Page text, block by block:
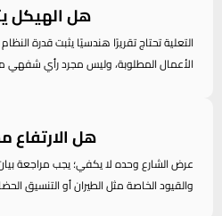
هل الهيكل
التعلية تحتاج تقريرًا هندسيًا يثبت قدرة
الأعمال المطلوبة، وليس مجرد رأي
هل
عرض الشارع وحده لا يكفي؛ يجب مراجعة
والقيود الخاصة مثل الطيران أو التنسيق